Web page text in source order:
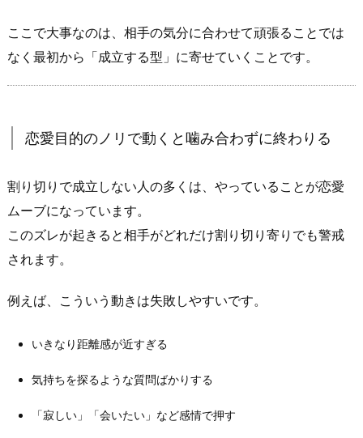
前
提
熟
会
い
は
「成
さ
方」
間
ここで大事なのは、相手の気分に合わせて頑張ることでは
なく最初から「成立する型」に寄せていくことです。
恋愛目的のノリで動くと噛み合わずに終わりる
割り切りで成立しない人の多くは、やっていることが恋愛
ムーブになっています。
このズレが起きると相手がどれだけ割り切り寄りでも警戒
されます。
例えば、こういう動きは失敗しやすいです。
いきなり距離感が近すぎる
気持ちを探るような質問ばかりする
「寂しい」「会いたい」など感情で押す